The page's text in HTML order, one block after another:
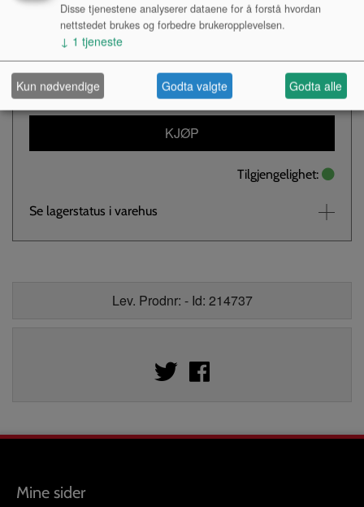
Kr 3 352,-
NOK
Antall:
KJØP
Tilgjengelighet:
Se lagerstatus i varehus
Lev. Prodnr: - Id: 214737
Mine sider
Disse tjenestene analyserer dataene for å forstå hvordan
nettstedet brukes og forbedre brukeropplevelsen.
↓ 1 tjeneste
Kun nødvendige Godta valgte Godta alle